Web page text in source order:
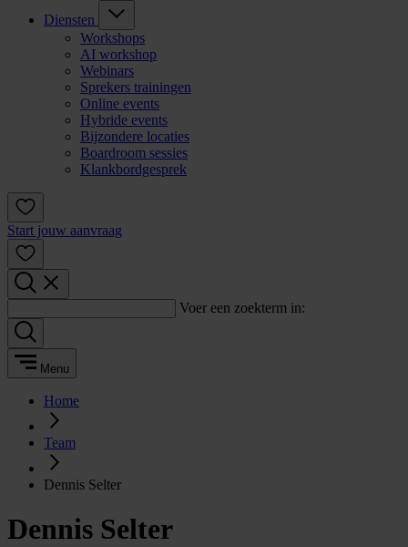
Diensten
Workshops
AI workshop
Webinars
Sprekers trainingen
Online events
Hybride events
Bijzondere locaties
Boardroom sessies
Klankbordgesprek
Start jouw aanvraag
Voer een zoekterm in:
Menu
Home
Team
Dennis Selter
Dennis Selter